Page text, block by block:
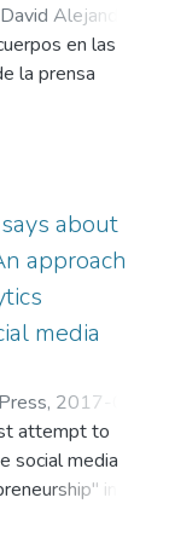
Alejandro
de
Mercadeo
en las
la prensa
about
approach
media
, 2017-01-
LAURA;
; Universidad
attempt to
social media
in